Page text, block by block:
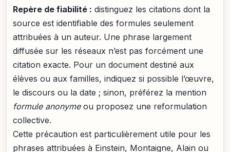
Repère de fiabilité : distinguez les citations dont la
source est identifiable des formules seulement
attribuées à un auteur. Une phrase largement
diffusée sur les réseaux n’est pas forcément une
citation exacte. Pour un document destiné aux
élèves ou aux familles, indiquez si possible l’œuvre,
le discours ou la date ; sinon, préférez la mention
formule anonymeou proposez une reformulation
collective.
Cette précaution est particulièrement utile pour les
phrases attribuées à Einstein, Montaigne, Alain ou